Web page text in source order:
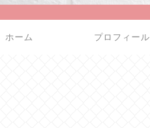
ホーム プロフィール